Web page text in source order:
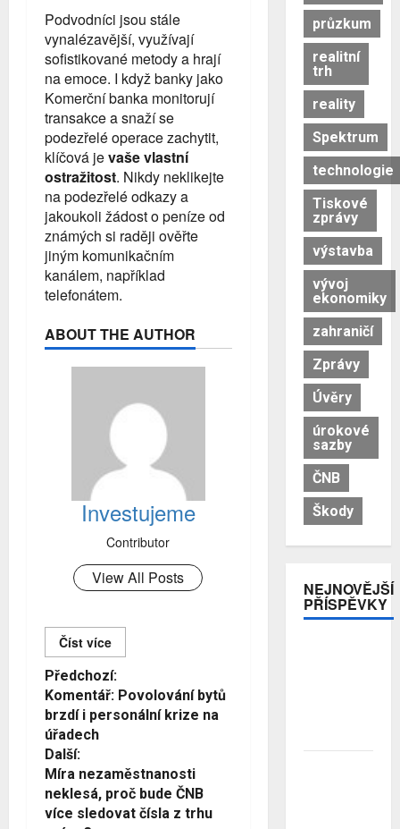
Podvodníci jsou stále
vynalézavější, využívají
sofistikované metody a hrají
na emoce. I když banky jako
Komerční banka monitorují
transakce a snaží se
podezřelé operace zachytit,
klíčová jevaše vlastní
ostražitost. Nikdy neklikejte
na podezřelé odkazy a
jakoukoli žádost o peníze od
známých si raději ověřte
jiným komunikačním
kanálem, například
telefonátem.
ABOUT THE AUTHOR
Investujeme
Contributor
View All Posts
Číst více
Č
í
s
t
d
Předchozí:
Komentář: Povolování bytů
brzdí i personální krize na
úřadech
Další:
Míra nezaměstnanosti
neklesá, proč bude ČNB
více sledovat čísla z trhu
průzkum
realitní
trh
reality
Spektrum
technologie
Tiskové
zprávy
výstavba
vývoj
ekonomiky
zahraničí
Zprávy
Úvěry
úrokové
sazby
ČNB
Škody
NEJNOVĚJŠÍ
PŘÍSPĚVKY